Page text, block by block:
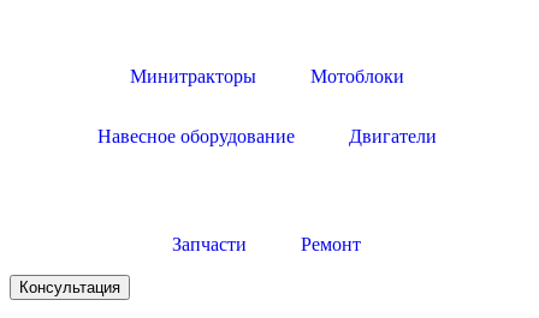
Минитракторы Мотоблоки
Навесное оборудование Двигатели
Запчасти Ремонт
Консультация